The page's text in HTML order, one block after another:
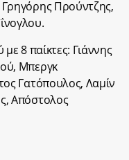
Προύντζης,
8 παίκτες: Γιάννης
Μπεργκ
Γατόπουλος, Λαμίν
Απόστολος